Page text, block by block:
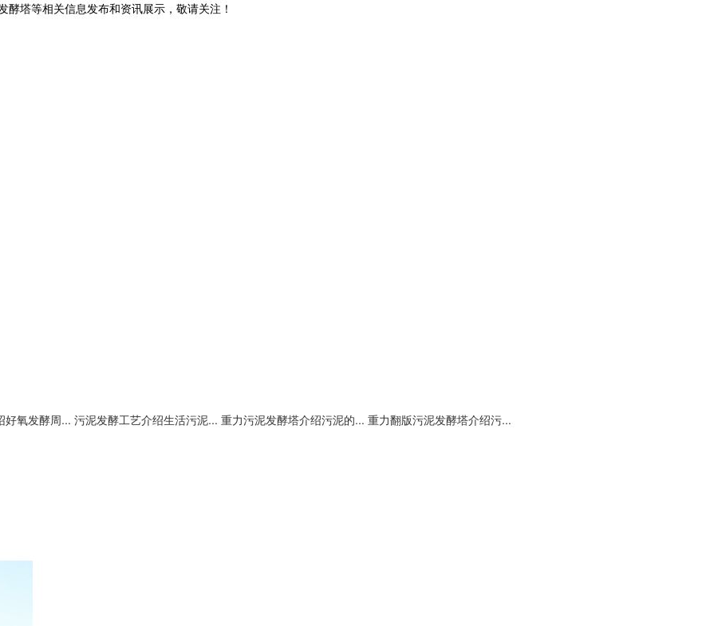
酵塔等相关信息发布和资讯展示，敬请关注！
好氧发酵周... 污泥发酵工艺介绍生活污泥... 重力污泥发酵塔介绍污泥的... 重力翻版污泥发酵塔介绍污...